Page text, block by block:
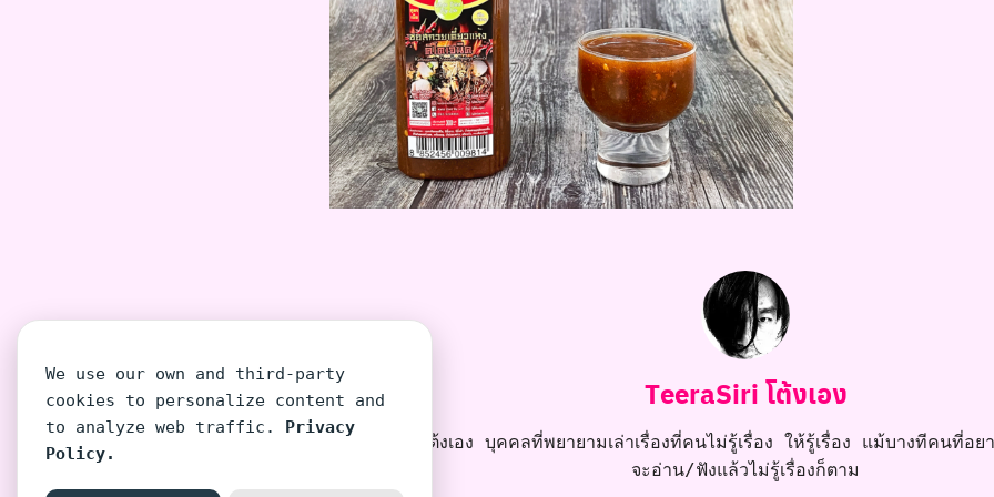
TeeraSiri โต้งเอง
โต้งเอง บุคคลที่พยายามเล่าเรื่องที่คนไม่รู้เรื่อง ให้รู้เรื่อง แม้บางทีคนที่อย
จะอ่าน/ฟังแล้วไม่รู้เรื่องก็ตาม
We use our own and third-party
cookies to personalize content and
to analyze web traffic. Privacy
Policy.